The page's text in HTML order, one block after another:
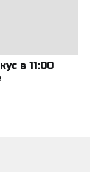
в 11:00